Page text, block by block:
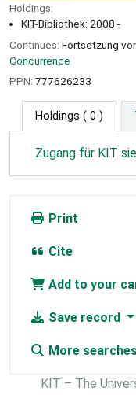
Holdings:
KIT-Bibliothek: 2008 -
Continues: Fortsetzung
Concurrence
PPN: 777626233
Holdings ( 0 )
Zugang für KIT
Print
Cite
Add to your
Save record
More
KIT – The